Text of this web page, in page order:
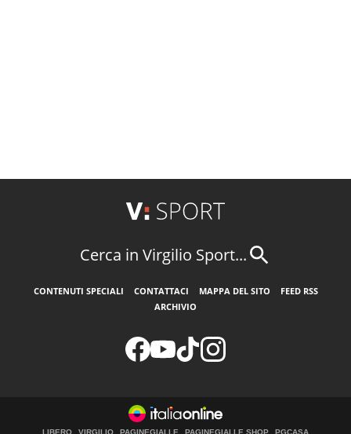
Cerca in Virgilio Sport...
CONTENUTI SPECIALI CONTATTACI MAPPA DEL SITO
FEED RSS
ARCHIVIO
LIBERO VIRGILIO PAGINEGIALLE PAGINEGIALLE SHOP PGCASA